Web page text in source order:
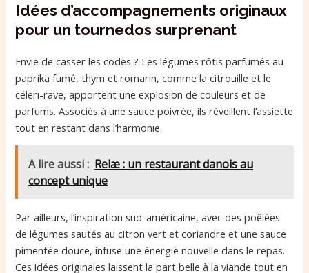
Idées d’accompagnements originaux
pour un tournedos surprenant
Envie de casser les codes ? Les légumes rôtis parfumés au
paprika fumé, thym et romarin, comme la citrouille et le
céleri-rave, apportent une explosion de couleurs et de
parfums. Associés à une sauce poivrée, ils réveillent l’assiette
tout en restant dans l’harmonie.
A lire aussi : Relæ : un restaurant danois au
concept unique
Par ailleurs, l’inspiration sud-américaine, avec des poêlées
de légumes sautés au citron vert et coriandre et une sauce
pimentée douce, infuse une énergie nouvelle dans le repas.
Ces idées originales laissent la part belle à la viande tout en